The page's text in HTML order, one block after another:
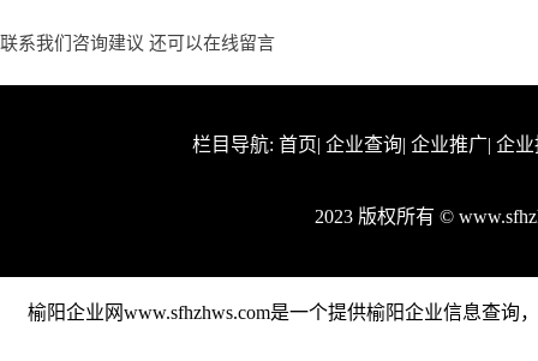
联系我们咨询建议 还可以在线留言
栏目导航: 首页| 企业查询| 企业推广| 企
2023 版权所有 ©
榆阳企业网www.sfhzhws.com是一个提供榆阳企业信息查